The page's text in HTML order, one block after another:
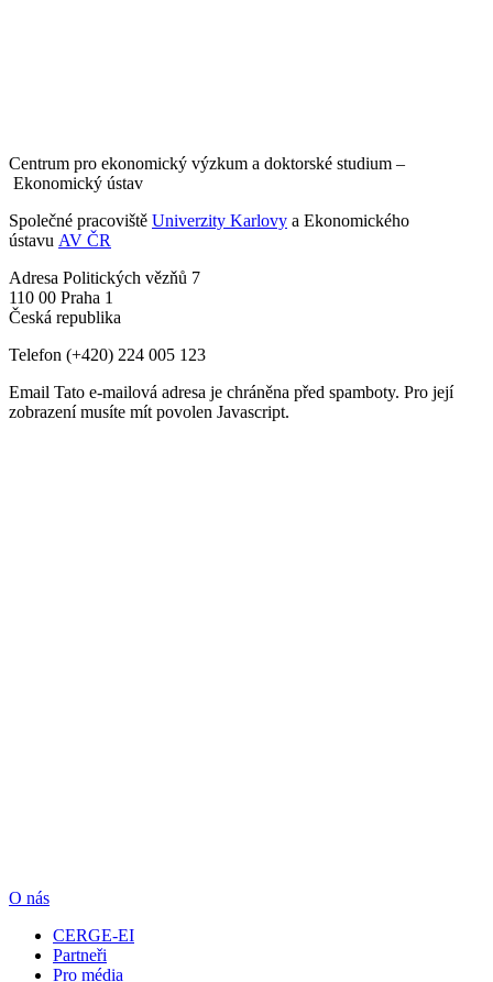
Centrum pro ekonomický výzkum a doktorské studium –
Ekonomický ústav
Společné pracoviště Univerzity Karlovy a Ekonomického
ústavu AV ČR
Adresa Politických vězňů 7
110 00 Praha 1
Česká republika
Telefon (+420) 224 005 123
Email Tato e-mailová adresa je chráněna před spamboty. Pro její
zobrazení musíte mít povolen Javascript.
O nás
CERGE-EI
Partneři
Pro média